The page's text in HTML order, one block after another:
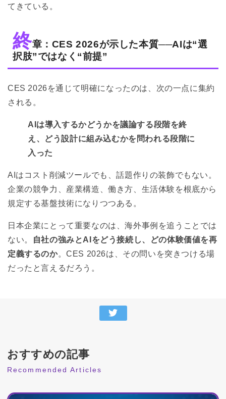
てきている。
終章：CES 2026が示した本質──AIは“選
択肢”ではなく“前提”
CES 2026を通じて明確になったのは、次の一点に集約
される。
AIは導入するかどうかを議論する段階を終
え、どう設計に組み込むかを問われる段階に
入った
AIはコスト削減ツールでも、話題作りの装飾でもない。
企業の競争力、産業構造、働き方、生活体験を根底から
規定する基盤技術になりつつある。
日本企業にとって重要なのは、海外事例を追うことでは
ない。
自社の強みとAIをどう接続し、どの体験価値を再
定義するのか。CES 2026は、その問いを突きつける場
だったと言えるだろう。
おすすめの記事
Recommended Articles